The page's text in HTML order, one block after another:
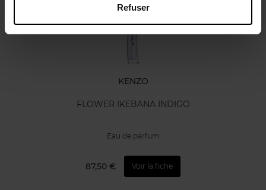
Refuser
KENZO
FLOWER IKEBANA INDIGO
Eau de parfum
87,50 € Voir la fiche